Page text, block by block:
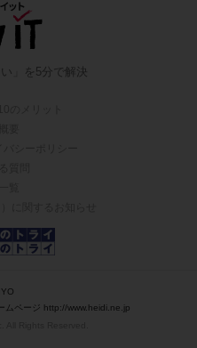
」を5分で解決
ムページ http://www.heidi.ne.jp